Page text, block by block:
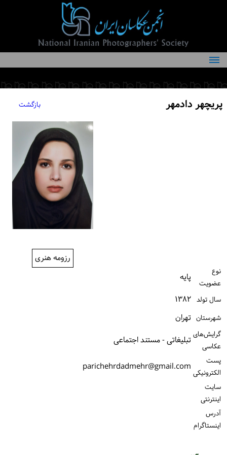
درباره انجمن
کمیته‌های انجمن
پریچهر دادمهر بازگشت
رزومه هنری
نوع
عضویت
پایه
سال تولد ۱۳۸۲
شهرستان تهران
گرایش‌های
عکاسی
تبلیغاتی - مستند اجتماعی
پست
الكترونیكی parichehrdadmehr@gmail.com
سایت
اینترنتی
آدرس
اینستاگرام